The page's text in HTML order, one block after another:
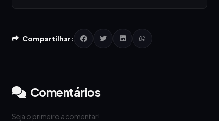
Compartilhar:
Comentários
Seja o primeiro a comentar!